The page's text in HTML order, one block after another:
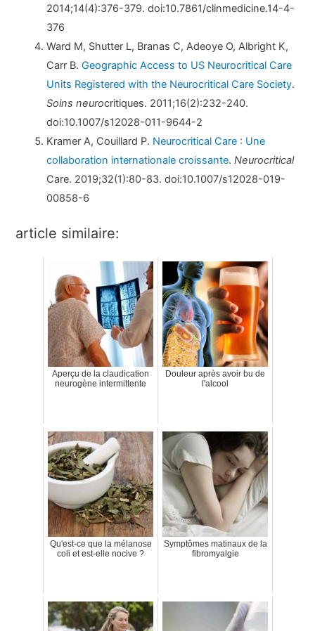
2014;14(4):376-379. doi:10.7861/clinmedicine.14-4-
376
Ward M, Shutter L, Branas C, Adeoye O, Albright K,
Carr B.Geographic Access to US Neurocritical Care
Units Registered with the Neurocritical Care Society.
Soins neurocritiques. 2011;16(2):232-240.
doi:10.1007/s12028-011-9644-2
Kramer A, Couillard P. Neurocritical Care : Une
collaboration internationale croissante.Neurocritical
Care. 2019;32(1):80-83. doi:10.1007/s12028-019-
00858-6
article similaire:
Aperçu de la claudication
neurogène intermittente
Douleur après avoir bu de
l'alcool
Qu'est-ce que la mélanose
coli et est-elle nocive ?
Symptômes matinaux de la
fibromyalgie